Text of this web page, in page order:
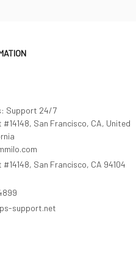
Support 24/7
San Francisco, CA, United
San Francisco, CA 94104
support.net